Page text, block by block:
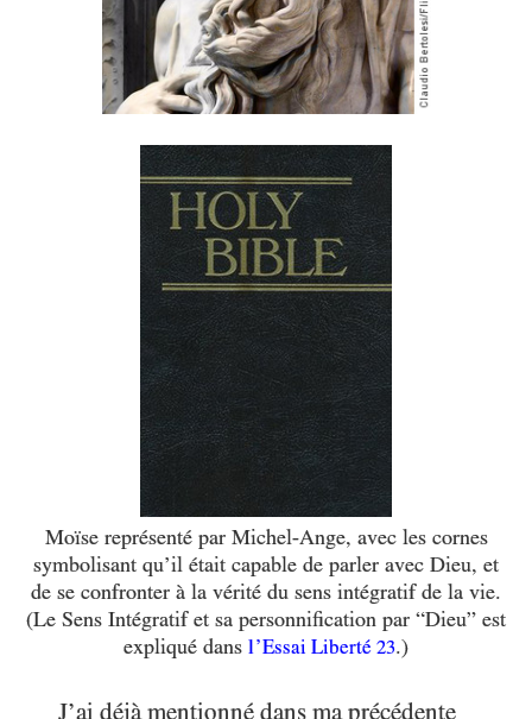
Moïse représenté par Michel-Ange, avec les cornes
symbolisant qu’il était ​capable de parler avec Dieu, et
de se confronter à la vérité du sens intégratif de la vie.
(Le Sens Intégratif et sa personnification par “Dieu” est
expliqué dans l’Essai Liberté 23.)
J’ai déjà mentionné dans ma précédente